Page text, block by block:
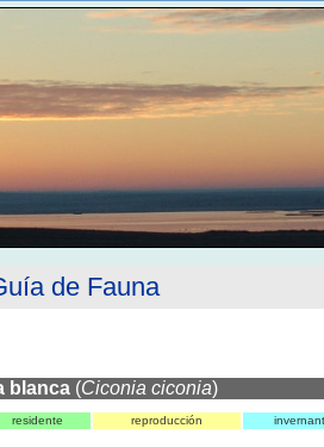
de Fauna
blanca (Ciconia ciconia)
residente reproducción